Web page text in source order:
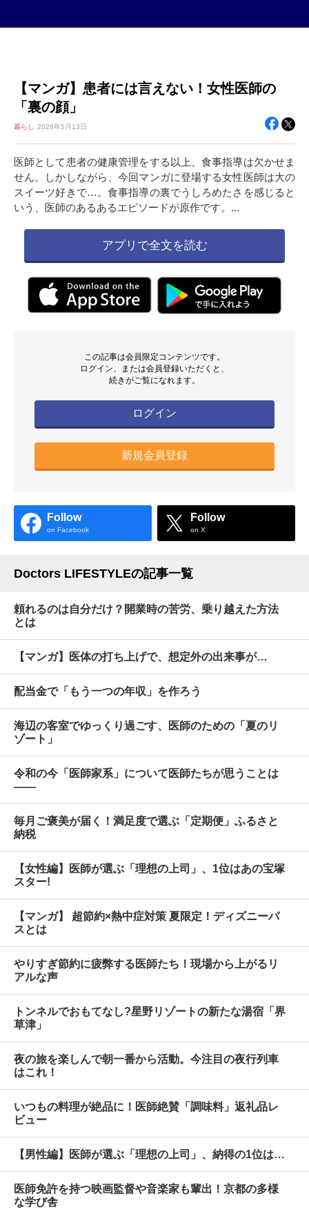
【マンガ】患者には言えない！女性医師の
「裏の顔」
暮らし 2026年5月13日
医師として患者の健康管理をする以上、食事指導は欠かせま
せん。しかしながら、今回マンガに登場する女性医師は大の
スイーツ好きで…。食事指導の裏でうしろめたさを感じると
いう、医師のあるあるエピソードが原作です。...
アプリで全文を読む
この記事は会員限定コンテンツです。
ログイン、または会員登録いただくと、
続きがご覧になれます。
ログイン
新規会員登録
Follow
on Facebook
Follow
on X
Doctors LIFESTYLEの記事一覧
頼れるのは自分だけ？開業時の苦労、乗り越えた方法
とは
【マンガ】医体の打ち上げで、想定外の出来事が…
配当金で「もう一つの年収」を作ろう
海辺の客室でゆっくり過ごす、医師のための「夏のリ
ゾート」
令和の今「医師家系」について医師たちが思うことは
――
毎月ご褒美が届く！満足度で選ぶ「定期便」ふるさと
納税
【女性編】医師が選ぶ「理想の上司」、1位はあの宝塚
スター!
【マンガ】 超節約×熱中症対策 夏限定！ディズニーパ
スとは
やりすぎ節約に疲弊する医師たち！現場から上がるリ
アルな声
トンネルでおもてなし?星野リゾートの新たな湯宿「界
草津」
夜の旅を楽しんで朝一番から活動。今注目の夜行列車
はこれ！
いつもの料理が絶品に！医師絶賛「調味料」返礼品レ
ビュー
【男性編】医師が選ぶ「理想の上司」、納得の1位は…
医師免許を持つ映画監督や音楽家も輩出！京都の多様
な学び舎